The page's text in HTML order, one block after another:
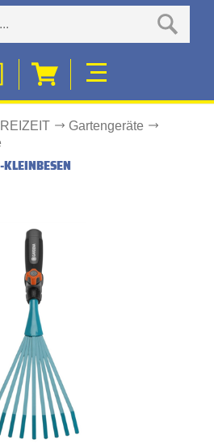
Gartengeräte